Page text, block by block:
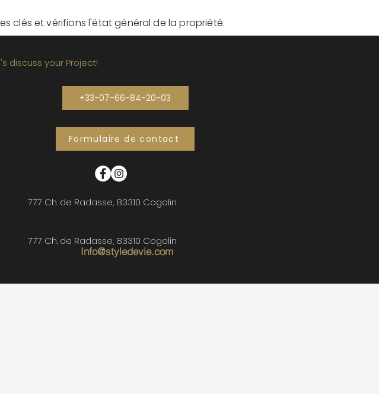
clés et vérifions l'état général de la propriété.
discuss your Project!
+33-07-66-84-20-03
Formulaire de contact
777 Ch. de Radasse, 83310 Cogolin
Info@styledevie.com
777 Ch. de Radasse, 83310 Cogolin